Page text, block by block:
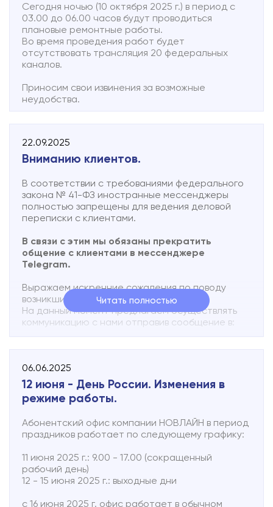
Сегодня ночью (10 октября 2025 г.) в период с
03.00 до 06.00 часов будут проводиться
плановые ремонтные работы.
Во время проведения работ будет
отсутствовать трансляция 20 федеральных
каналов.
Приносим свои извинения за возможные
неудобства.
22.09.2025
Вниманию клиентов.
В соответствии с требованиями федерального
закона № 41-ФЗ иностранные мессенджеры
полностью запрещены для ведения деловой
переписки с клиентами.
В связи с этим мы обязаны прекратить
общение с клиентами в мессенджере
Telegram.
Выражаем искренние сожаления по поводу
возникших неудобств.
На данный момент предлагаем осуществлять
коммуникацию с нами отправив сообщение в:
на сайте компании
по электронной почте
на сайте компанииwww.novline.ru,
по электронной почте
После появления бизнес-аккаунтов в
вариант общения. Пока MAX находится на
стадии разработки, функции дорабатываются,
часть опций еще не внедрена. Прямо сейчас
инструмент для общения с клиентами не
Читать полностью
06.06.2025
12 июня - День России. Изменения в
режиме работы.
Абонентский офис компании НОВЛАЙН в период
праздников работает по следующему графику:
11 июня 2025 г.: 9.00 - 17.00 (сокращенный
рабочий день)
12 - 15 июня 2025 г.: выходные дни
с 16 июня 2025 г. офис работает в обычном